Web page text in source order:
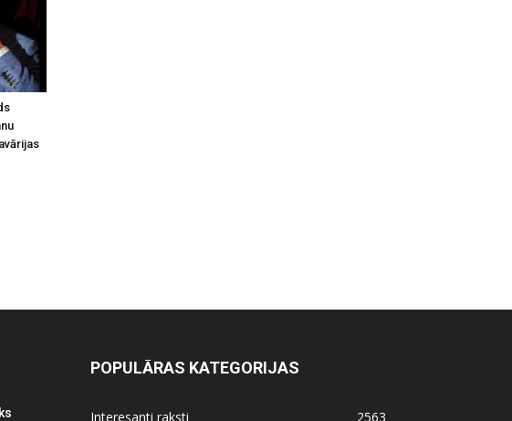
POPULĀRAS KATEGORIJAS
Interesanti raksti 2563